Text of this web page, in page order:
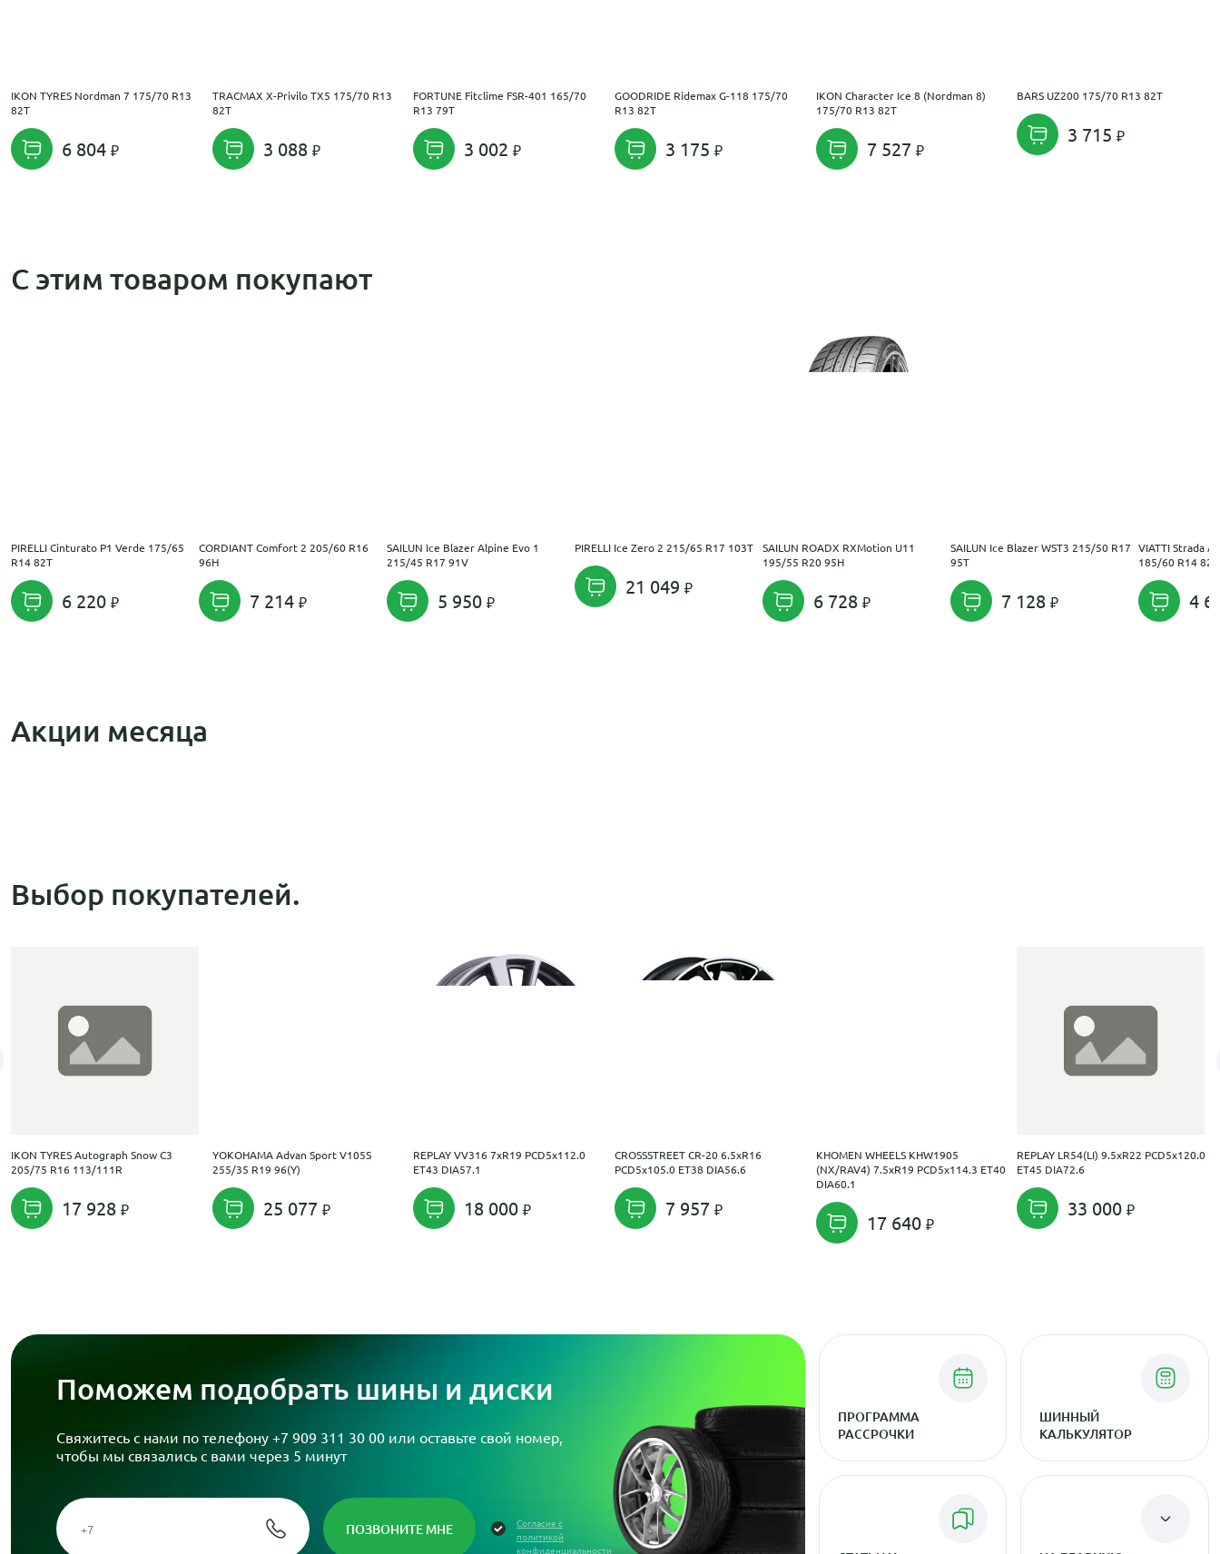
IKON TYRES Nordman 7 175/70 R13
82T
6 804
TRACMAX X-Privilo TX5 175/70 R13
82T
3 088
FORTUNE Fitclime FSR-401 165/70
R13 79T
3 002
GOODRIDE Ridemax G-118 175/70
R13 82T
3 175
IKON Character Ice 8 (Nordman 8)
175/70 R13 82T
7 527
BARS UZ200 175/70 R13 82T
3 715
С этим товаром покупают
PIRELLI Cinturato P1 Verde 175/65
R14 82T
6 220
CORDIANT Comfort 2 205/60 R16
96H
7 214
SAILUN Ice Blazer Alpine Evo 1
215/45 R17 91V
5 950
PIRELLI Ice Zero 2 215/65 R17 103T
21 049
SAILUN ROADX RXMotion U11
195/55 R20 95H
6 728
SAILUN Ice Blazer WST3 215/50 R17
95T
7 128
VIATTI Strada
185/60 R14 82H
4
Акции месяца
Выбор покупателей.
IKON TYRES Autograph Snow C3
205/75 R16 113/111R
17 928
YOKOHAMA Advan Sport V105S
255/35 R19 96(Y)
25 077
REPLAY VV316 7xR19 PCD5x112.0
ET43 DIA57.1
18 000
CROSSSTREET CR-20 6.5xR16
PCD5x105.0 ET38 DIA56.6
7 957
KHOMEN WHEELS KHW1905
(NX/RAV4) 7.5xR19 PCD5x114.3 ET40
DIA60.1
17 640
REPLAY LR54(LI) 9.5xR22 PCD5x120.0
ET45 DIA72.6
33 000
Поможем подобрать шины и диски
Свяжитесь с нами по телефону +7 909 311 30 00 или оставьте свой номер,
чтобы мы связались с вами через 5 минут
Согласие с
политикой
конфиденциальности
ПРОГРАММА
РАССРОЧКИ
ШИННЫЙ
КАЛЬКУЛЯТОР